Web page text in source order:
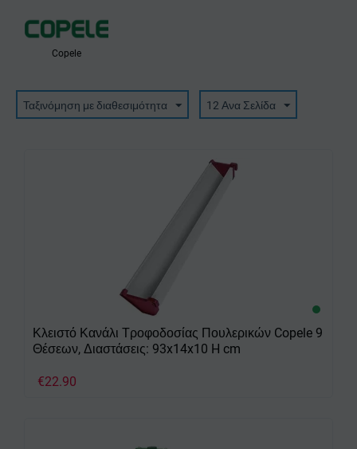
Copele
Ταξινόμηση με διαθεσιμότητα 12 Ανα Σελίδα
Κλειστό Κανάλι Τροφοδοσίας Πουλερικών Copele 9
Θέσεων, Διαστάσεις: 93x14x10 H cm
€22.90